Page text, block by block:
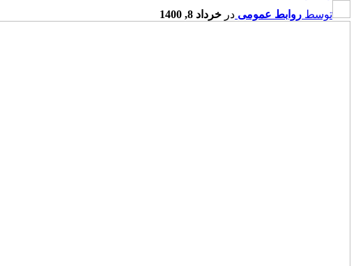
توسط روابط عمومی در خرداد 8, 1400